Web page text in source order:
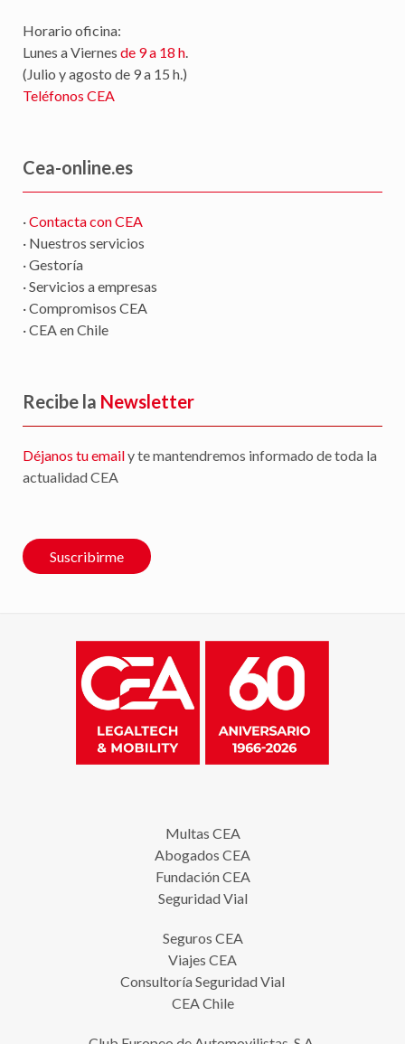
Horario oficina:
Lunes a Viernes de 9 a 18 h.
(Julio y agosto de 9 a 15 h.)
Teléfonos CEA
Cea-online.es
·Contacta con CEA
· Nuestros servicios
· Gestoría
· Servicios a empresas
· Compromisos CEA
· CEA en Chile
Recibe la Newsletter
Déjanos tu emaily te mantendremos informado de toda la
actualidad CEA
Suscribirme
Multas CEA
Abogados CEA
Fundación CEA
Seguridad Vial
Seguros CEA
Viajes CEA
Consultoría Seguridad Vial
CEA Chile